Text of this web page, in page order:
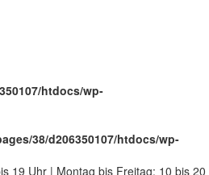
htdocs/wp-
38/d206350107/htdocs/wp-
19 Uhr | Montag bis Freitag: 10 bis 20